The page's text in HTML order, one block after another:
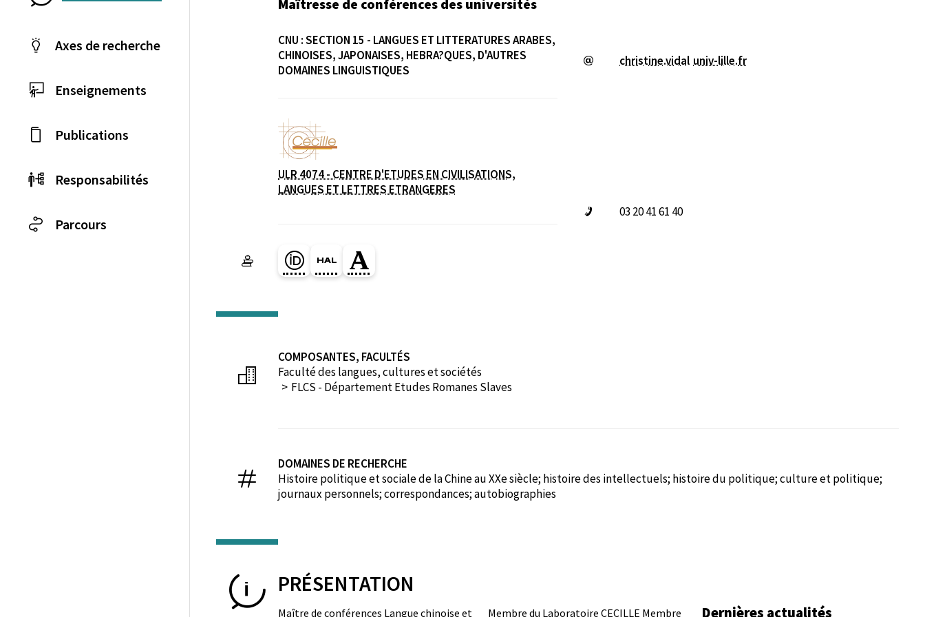
Maîtresse de conférences des universités
CNU :SECTION 15 - LANGUES ET LITTERATURES ARABES,
CHINOISES, JAPONAISES, HEBRA?QUES, D'AUTRES
DOMAINES LINGUISTIQUES
Laboratoire / équipe
ULR 4074 - CENTRE D'ETUDES EN CIVILISATIONS,
LANGUES ET LETTRES ETRANGERES
Page Orcid du membre (Ouverture dans une nouvelle fenêtre)
HAL christine-vidal (Ouverture dans une nouvelle fenêtre)
Page Academia du membre (Ouverture dans une nouvelle fenêtre)
christine.vidal univ-lille.fr
03 20 41 61 40
COMPOSANTES, FACULTÉS
Faculté des langues, cultures et sociétés
FLCS - Département Etudes Romanes Slaves
DOMAINES DE RECHERCHE
Histoire politique et sociale de la Chine au XXe siècle; histoire des intellectuels; histoire du politique; culture et politique;
journaux personnels; correspondances; autobiographies
Axes de recherche
Enseignements
Publications
Responsabilités
Parcours
PRÉSENTATION
Maître de conférences Langue chinoise et Membre du Laboratoire CECILLE Membre Dernières actualités